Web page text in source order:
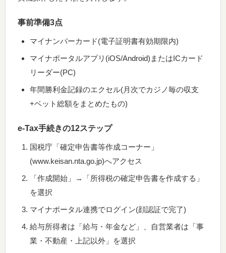
事前準備3点
マイナンバーカード(電子証明書有効期限内)
マイナポータルアプリ(iOS/Android)またはICカード
リーダー(PC)
年間勝利金記録のエクセル(月次でカジノ毎の収支
+ベット総額をまとめたもの)
e-Tax手続きの12ステップ
国税庁「確定申告書等作成コーナー」
(www.keisan.nta.go.jp)へアクセス
「作成開始」→「所得税の確定申告書を作成する」
を選択
マイナポータル連携でログイン(顔認証で完了)
給与所得者は「給与・年金など」、自営業者は「事
業・不動産・上記以外」を選択